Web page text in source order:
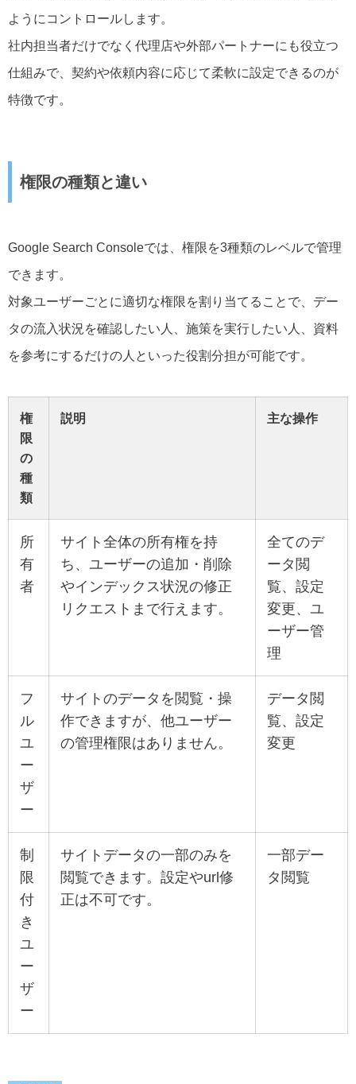
ようにコントロールします。
社内担当者だけでなく代理店や外部パートナーにも役立つ
仕組みで、契約や依頼内容に応じて柔軟に設定できるのが
特徴です。
権限の種類と違い
Google Search Consoleでは、権限を3種類のレベルで管理
できます。
対象ユーザーごとに適切な権限を割り当てることで、デー
タの流入状況を確認したい人、施策を実行したい人、資料
を参考にするだけの人といった役割分担が可能です。
権
限
の
種
類
説明 主な操作
所
有
者
サイト全体の所有権を持
ち、ユーザーの追加・削除
やインデックス状況の修正
リクエストまで行えます。
全てのデ
ータ閲
覧、設定
変更、ユ
ーザー管
理
フ
ル
ユ
ー
ザ
ー
サイトのデータを閲覧・操
作できますが、他ユーザー
の管理権限はありません。
データ閲
覧、設定
変更
制
限
付
き
ユ
ー
ザ
ー
サイトデータの一部のみを
閲覧できます。設定やurl修
正は不可です。
一部デー
タ閲覧